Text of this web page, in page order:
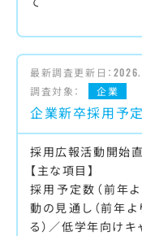
最新調査更新日：
調査対象：
企業
企業新卒採用予
採用広報活動開始
【主な項目】
採用予定数（前年
動の見通し（前年
る）／低学年向け